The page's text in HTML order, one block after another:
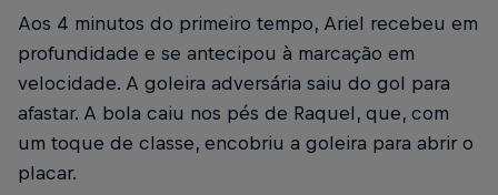
Aos 4 minutos do primeiro tempo, Ariel recebeu em
profundidade e se antecipou à marcação em
velocidade. A goleira adversária saiu do gol para
afastar. A bola caiu nos pés de Raquel, que, com
um toque de classe, encobriu a goleira para abrir o
placar.